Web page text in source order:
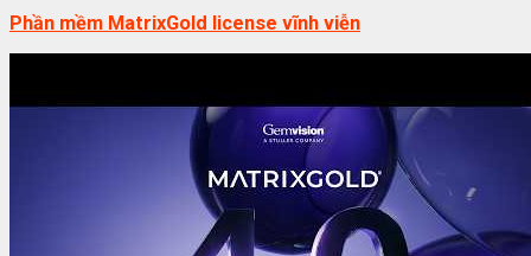
Phần mềm MatrixGold license vĩnh viễn